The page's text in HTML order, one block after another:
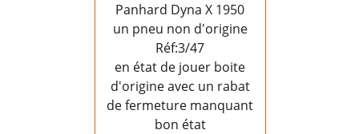
Panhard Dyna X 1950
un pneu non d'origine
Réf:3/47
en état de jouer boite
d'origine avec un rabat
de fermeture manquant
bon état